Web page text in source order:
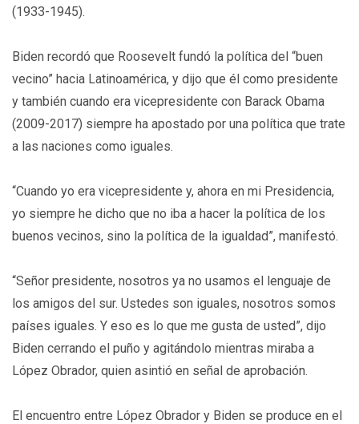
(1933-1945).
Biden recordó que Roosevelt fundó la política del “buen
vecino” hacia Latinoamérica, y dijo que él como presidente
y también cuando era vicepresidente con Barack Obama
(2009-2017) siempre ha apostado por una política que trate
a las naciones como iguales.
“Cuando yo era vicepresidente y, ahora en mi Presidencia,
yo siempre he dicho que no iba a hacer la política de los
buenos vecinos, sino la política de la igualdad”, manifestó.
“Señor presidente, nosotros ya no usamos el lenguaje de
los amigos del sur. Ustedes son iguales, nosotros somos
países iguales. Y eso es lo que me gusta de usted”, dijo
Biden cerrando el puño y agitándolo mientras miraba a
López Obrador, quien asintió en señal de aprobación.
El encuentro entre López Obrador y Biden se produce en el